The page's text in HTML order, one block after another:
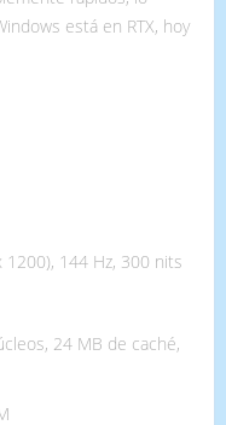
está en RTX, hoy
1200), 144 Hz, 300 nits
24 MB de caché,